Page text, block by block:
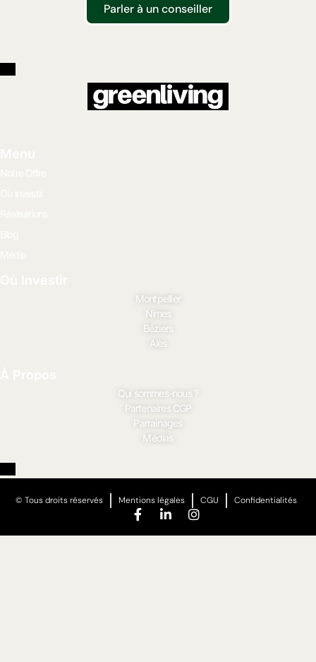
Parler à un conseiller
Montpellier
Nîmes
Béziers
Alès
Qui sommes-nous ?
Partenaires CGP
Parrainages
Médias
© Tous droits réservés Mentions légales CGU Confidentialités